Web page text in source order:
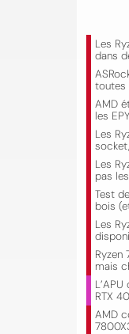
Les
dans
toutes
AMD
les
Les
Les
pas
Test
bois
Les
Ryzen
mais
RTX
AMD